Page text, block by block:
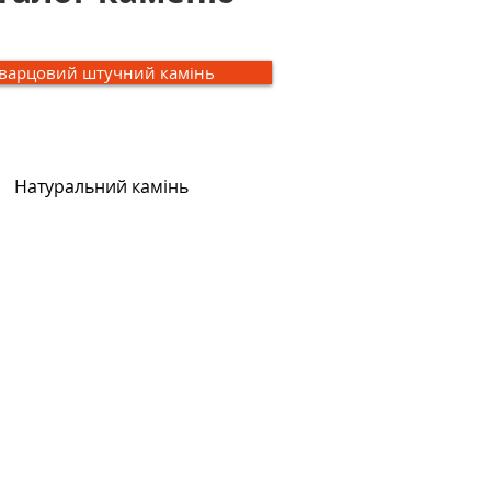
штучний камінь
Натуральний камінь